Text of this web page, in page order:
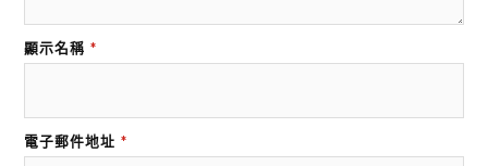
顯示名稱 *
電子郵件地址 *